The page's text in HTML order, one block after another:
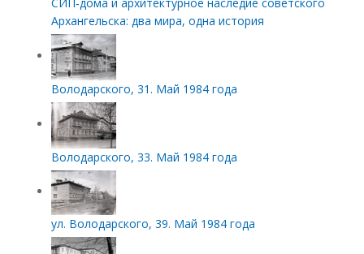
Архангельска: два мира, одна история
Володарского, 31. Май 1984 года
Володарского, 33. Май 1984 года
ул. Володарского, 39. Май 1984 года